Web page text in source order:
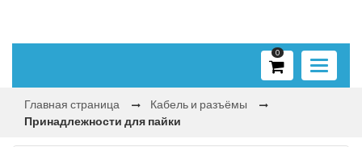
Toggle
0
Главная страница
Кабель и разъёмы
Принадлежности для пайки